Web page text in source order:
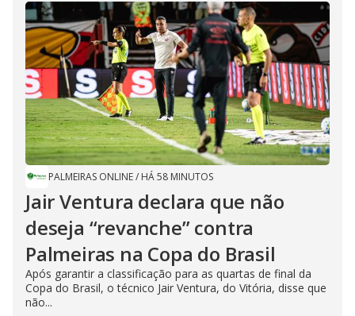
PALMEIRAS ONLINE/ HÁ 58 MINUTOS
Jair Ventura declara que não
deseja “revanche” contra
Palmeiras na Copa do Brasil
Após garantir a classificação para as quartas de final da
Copa do Brasil, o técnico Jair Ventura, do Vitória, disse que
não...